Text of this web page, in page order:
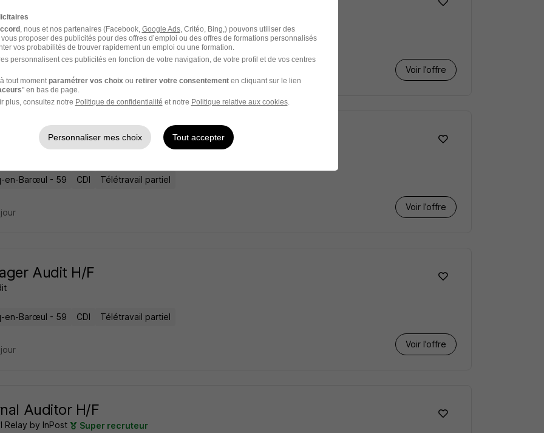
en-Barœul - 59 CDI Télétravail partiel
Voir l’offre
Senior H/F
en-Barœul - 59 CDI Télétravail partiel
Voir l’offre
Audit H/F
en-Barœul - 59 CDI Télétravail partiel
Voir l’offre
Auditor H/F
Relay by InPost Super recruteur
, nous et nos partenaires (Facebook, Google Ads, Critéo, Bing,) pouvons utiliser des
proposer des publicités pour des offres d’emploi ou des offres de formations personnalisés
vos probabilités de trouver rapidement un emploi ou une formation.
personnalisent ces publicités en fonction de votre navigation, de votre profil et de vos centres
tout moment paramétrer vos choix ou retirer votre consentementen cliquant sur le lien
" en bas de page.
plus, consultez notre Politique de confidentialité et notre Politique relative aux cookies.
Personnaliser mes choix Tout accepter